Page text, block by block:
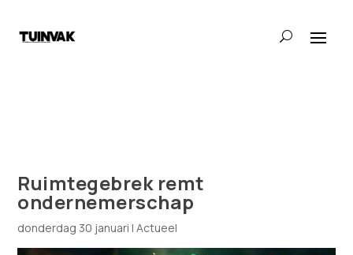
Ruimtegebrek remt
ondernemerschap
donderdag 30 januari |Actueel